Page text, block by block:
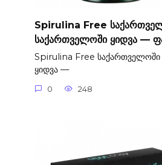
Spirulina Free
საქართველოში ყიდვა —
Spirulina Free
ყიდვა —
0 248